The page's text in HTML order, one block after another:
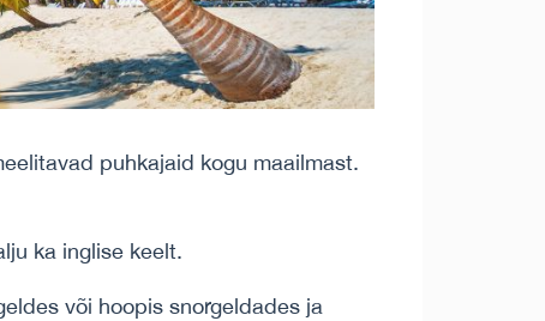
puhkajaid kogu maailmast.
ka inglise keelt.
või hoopis snorgeldades ja